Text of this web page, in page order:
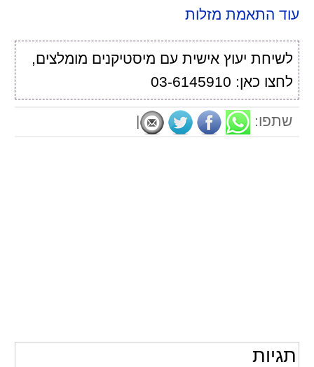
עוד התאמת מזלות
לשיחת יעוץ אישית עם מיסטיקנים מומלצים,
לחצו כאן: 03-6145910
שתפו: |
תגיות